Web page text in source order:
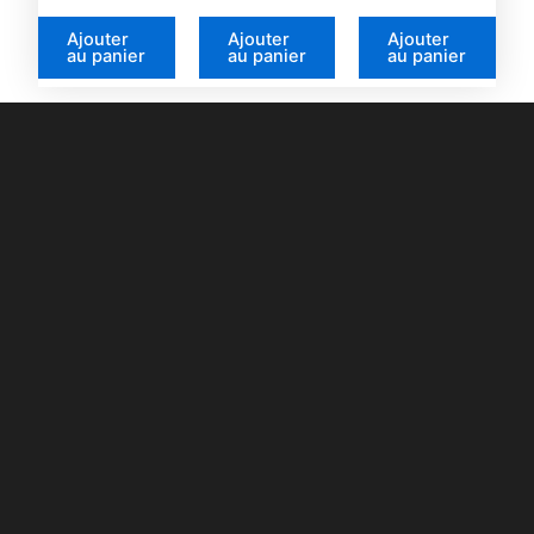
sur 5
Ajouter
au panier
sur 5
Ajouter
au panier
sur 5
Ajouter
au panier